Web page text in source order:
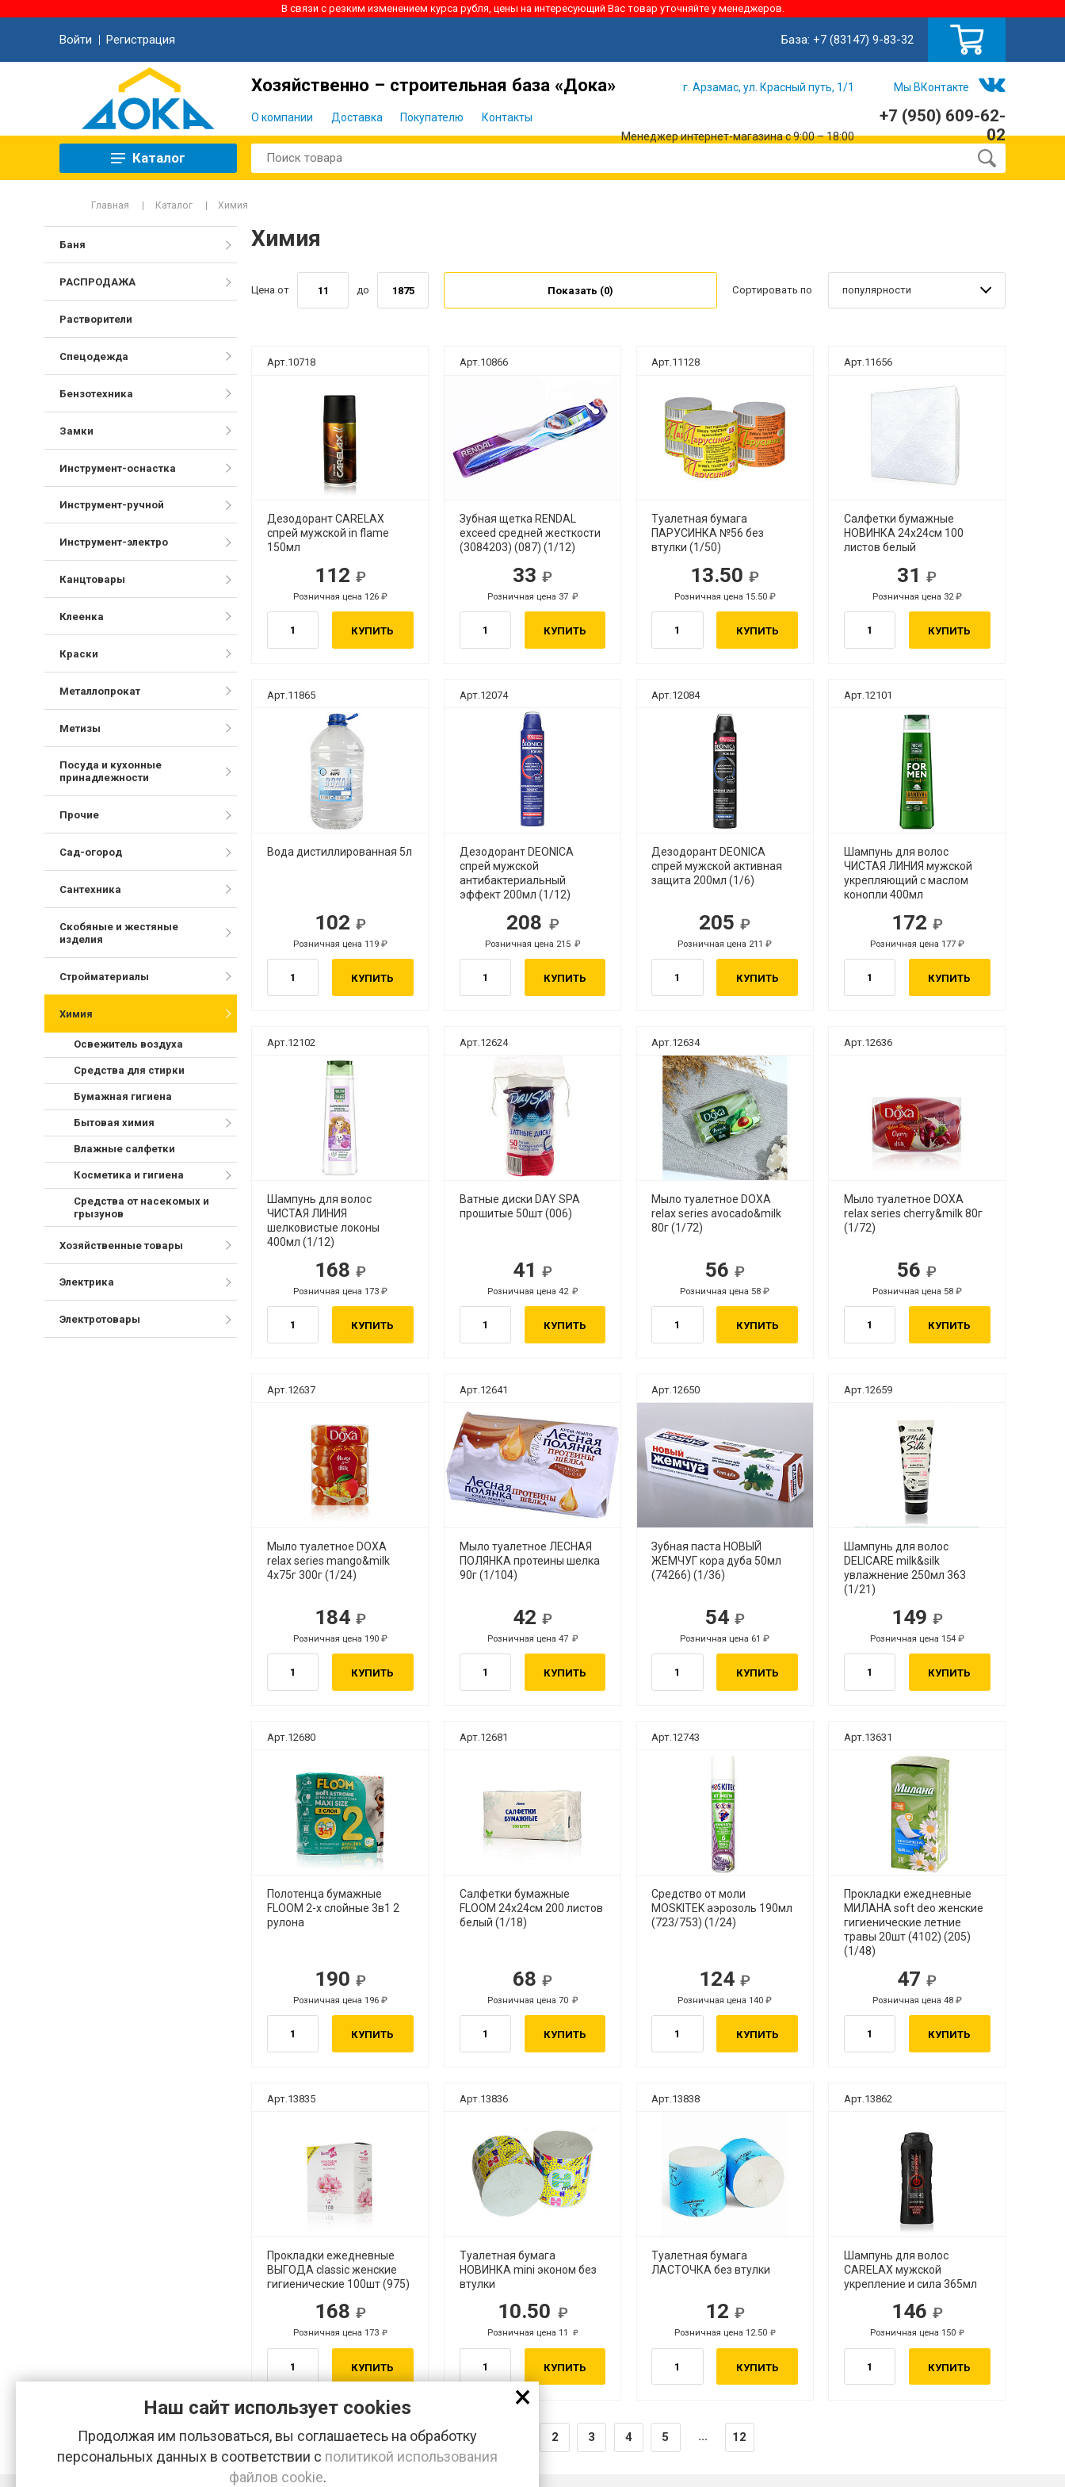
В связи с резким изменением курса рубля, цены на интересующий Вас товар уточняйте у менеджеров.
Войти Регистрация База: +7 (83147) 9-83-32
Хозяйственно – строительная база «Дока»
О компании Доставка Покупателю Контакты
г. Арзамас, ул. Красный путь, 1/1 Мы ВКонтакте
Менеджер интернет-магазина с 9:00 – 18:00
+7 (950) 609-62-
02
Каталог
Главная Каталог Химия
Химия
Цена от до Показать (0) Сортировать по популярности
Арт.10718
Дезодорант CARELAX
спрей мужской in flame
150мл
112
Розничная цена 126
КУПИТЬ
Арт.10866
Зубная щетка RENDAL
exceed средней жесткости
(3084203) (087) (1/12)
33
Розничная цена 37
руб.
КУПИТЬ
Арт.11128
Туалетная бумага
ПАРУСИНКА №56 без
втулки (1/50)
13.50
руб.
Розничная цена 15.50
руб.
КУПИТЬ
Арт.11656
Салфетки бумажные
НОВИНКА 24х24см 100
листов белый
31
руб.
Розничная цена 32
руб.
КУПИТЬ
Арт.11865
Вода дистиллированная 5л
102
Розничная цена 119
КУПИТЬ
Арт.12074
Дезодорант DEONICA
спрей мужской
антибактериальный
эффект 200мл (1/12)
208
руб.
Розничная цена 215
КУПИТЬ
Арт.12084
Дезодорант DEONICA
спрей мужской активная
защита 200мл (1/6)
205
руб.
Розничная цена 211
руб.
КУПИТЬ
Арт.12101
Шампунь для волос
ЧИСТАЯ ЛИНИЯ мужской
укрепляющий с маслом
конопли 400мл
172
руб.
Розничная цена 177
руб.
КУПИТЬ
Арт.12102
Шампунь для волос
ЧИСТАЯ ЛИНИЯ
шелковистые локоны
400мл (1/12)
168
Розничная цена 173
КУПИТЬ
Арт.12624
Ватные диски DAY SPA
прошитые 50шт (006)
41
Розничная цена 42
КУПИТЬ
Арт.12634
Мыло туалетное DOXA
relax series avocado&milk
80г (1/72)
56
руб.
Розничная цена 58
руб.
КУПИТЬ
Арт.12636
Мыло туалетное DOXA
relax series cherry&milk 80г
(1/72)
56
руб.
Розничная цена 58
руб.
КУПИТЬ
Арт.12637
Мыло туалетное DOXA
relax series mango&milk
4х75г 300г (1/24)
184
Розничная цена 190
КУПИТЬ
Арт.12641
Мыло туалетное ЛЕСНАЯ
ПОЛЯНКА протеины шелка
90г (1/104)
42
Розничная цена 47
КУПИТЬ
Арт.12650
Зубная паста НОВЫЙ
ЖЕМЧУГ кора дуба 50мл
(74266) (1/36)
54
руб.
Розничная цена 61
руб.
КУПИТЬ
Арт.12659
Шампунь для волос
DELICARE milk&silk
увлажнение 250мл 363
(1/21)
149
руб.
Розничная цена 154
руб.
КУПИТЬ
Арт.12680
Полотенца бумажные
FLOOM 2-х слойные 3в1 2
рулона
190
Розничная цена 196
КУПИТЬ
Арт.12681
Салфетки бумажные
FLOOM 24х24см 200 листов
белый (1/18)
68
Розничная цена 70
КУПИТЬ
Арт.12743
Средство от моли
MOSKITEK аэрозоль 190мл
(723/753) (1/24)
124
руб.
Розничная цена 140
руб.
КУПИТЬ
Арт.13631
Прокладки ежедневные
МИЛАНА soft deo женские
гигиенические летние
травы 20шт (4102) (205)
(1/48)
47
руб.
Розничная цена 48
руб.
КУПИТЬ
Арт.13835
Прокладки ежедневные
ВЫГОДА classic женские
гигиенические 100шт (975)
168
Розничная цена 173
КУПИТЬ
Арт.13836
Туалетная бумага
НОВИНКА mini эконом без
втулки
10.50
Розничная цена 11
КУПИТЬ
Арт.13838
Туалетная бумага
ЛАСТОЧКА без втулки
12
руб.
Розничная цена 12.50
руб.
КУПИТЬ
Арт.13862
Шампунь для волос
CARELAX мужской
укрепление и сила 365мл
146
руб.
Розничная цена 150
руб.
КУПИТЬ
2 3 4 5 ... 12
Баня
РАСПРОДАЖА
Растворители
Спецодежда
Бензотехника
Замки
Инструмент-оснастка
Инструмент-ручной
Инструмент-электро
Канцтовары
Клеенка
Краски
Металлопрокат
Метизы
Посуда и кухонные
принадлежности
Прочие
Сад-огород
Сантехника
Скобяные и жестяные
изделия
Стройматериалы
Химия
Освежитель воздуха
Средства для стирки
Бумажная гигиена
Бытовая химия
Влажные салфетки
Косметика и гигиена
Средства от насекомых и
грызунов
Хозяйственные товары
Электрика
Электротовары
×
Наш сайт использует cookies
Продолжая им пользоваться, вы соглашаетесь на обработку
персональных данных в соответствии с политикой использования
файлов cookie.